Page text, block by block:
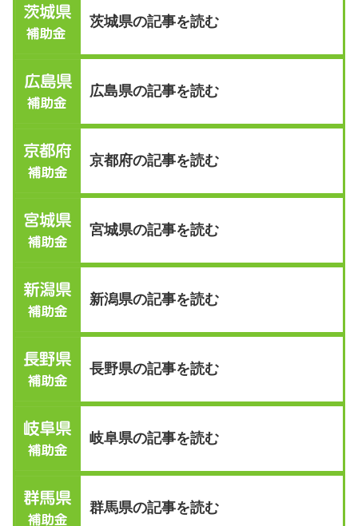
茨城県の記事を読む
広島県の記事を読む
京都府の記事を読む
宮城県の記事を読む
新潟県の記事を読む
長野県の記事を読む
岐阜県の記事を読む
群馬県の記事を読む